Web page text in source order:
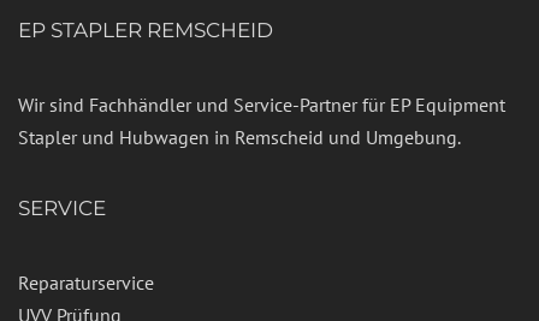
EP STAPLER REMSCHEID
Wir sind Fachhändler und Service-Partner für EP Equipment
Stapler und Hubwagen in Remscheid und Umgebung.
SERVICE
Reparaturservice
UVV Prüfung